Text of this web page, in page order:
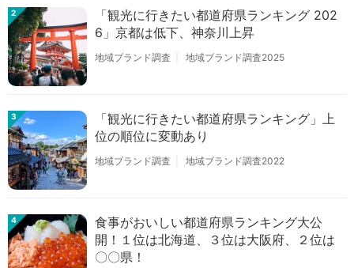
2
「観光に行きたい都道府県ランキング 202
6」京都は低下、神奈川上昇
地域ブランド調査 地域ブランド調査2025
3
「観光に行きたい都道府県ランキング」上
位の順位に変動あり
地域ブランド調査 地域ブランド調査2022
4
食事がおいしい都道府県ランキング大公
開！１位は北海道、３位は大阪府、２位は
〇〇県！